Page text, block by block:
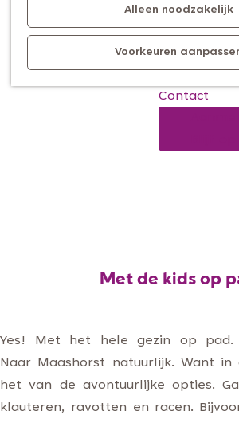
Alleen noodzakelijk
Voorkeuren
Contact
Met de kids op
Yes! Met het hele gezin op pad.
Naar Maashorst natuurlijk. Want
het van de avontuurlijke opties.
klauteren, ravotten en racen.